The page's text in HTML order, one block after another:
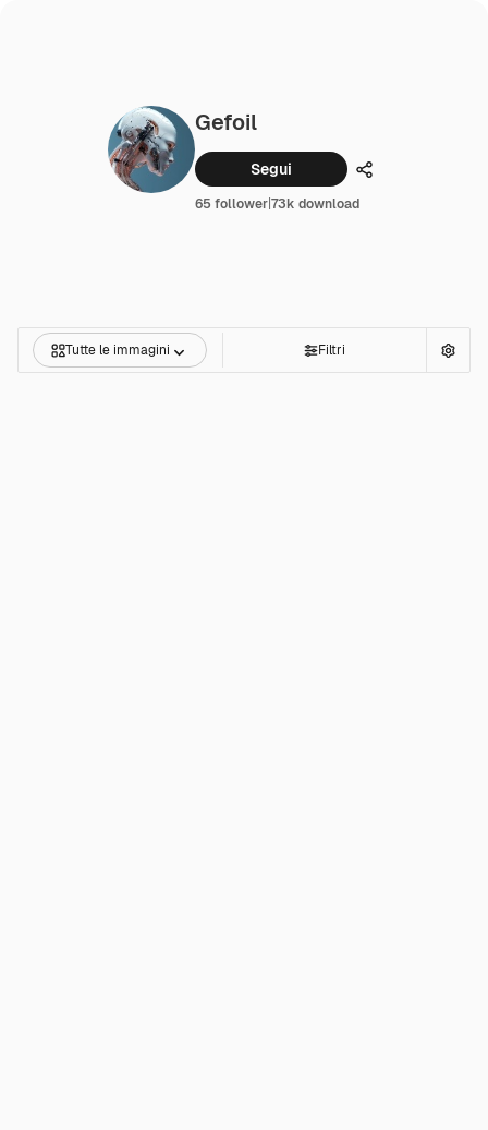
Gefoil
Segui Condividi
65 follower|73k download
Tutte le immagini Filtri